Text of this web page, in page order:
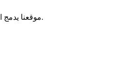
موقعنا يدمج الميزتين بسرعة البرق في ثوانٍ.